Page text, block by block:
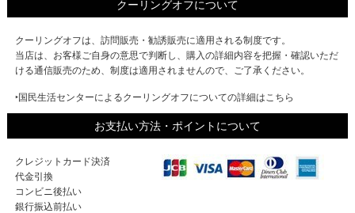
クーリングオフについて
クーリングオフは、訪問販売・勧誘販売に適用される制度です。
当店は、お客様ご自身の意思で判断し、購入の詳細内容を把握・確認いただ
ける通信販売のため、制度は適用されませんので、ご了承ください。
‣国民生活センターによるクーリングオフについての詳細はこちら
お支払い方法・ポイントについて
クレジットカード決済
代金引換
コンビニ後払い
銀行振込前払い